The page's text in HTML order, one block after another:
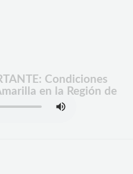
Condiciones
en la Región de